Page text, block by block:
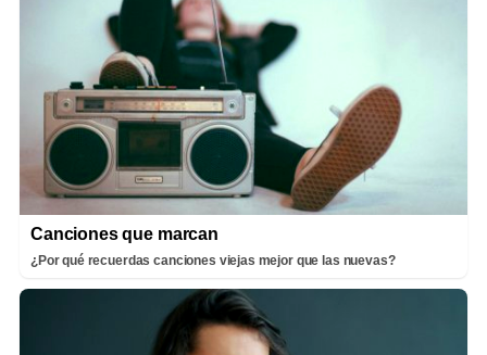
Canciones que marcan
¿Por qué recuerdas canciones viejas mejor que las nuevas?